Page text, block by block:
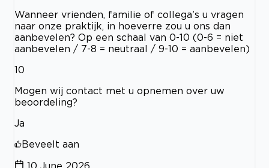
Wanneer vrienden, familie of collega’s u vragen
naar onze praktijk, in hoeverre zou u ons dan
aanbevelen? Op een schaal van 0-10 (0-6 = niet
aanbevelen / 7-8 = neutraal / 9-10 = aanbevelen)
10
Mogen wij contact met u opnemen over uw
beoordeling?
Ja
Beveelt aan
10 June 2026